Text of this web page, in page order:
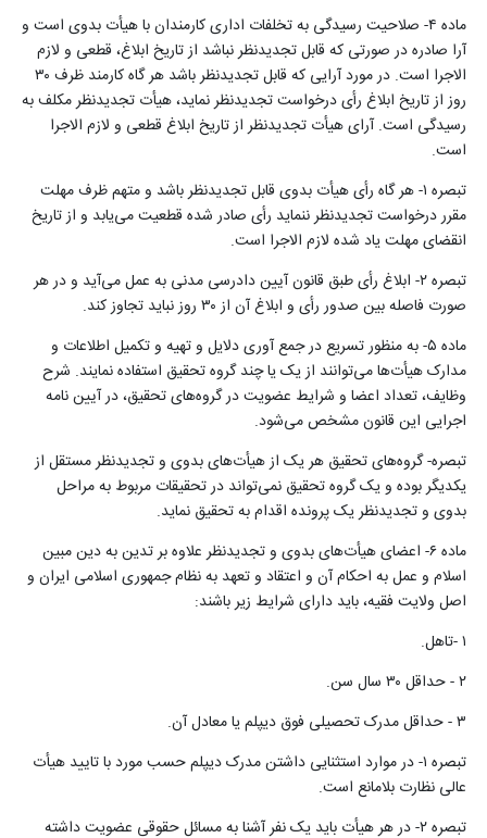
ماده ۴- صلاحیت رسیدگی به تخلفات اداری کارمندان با هیأت بدوی است و
آرا صادره در صورتی که قابل ‌‌تجدیدنظر نباشد از تاریخ ابلاغ، قطعی و لازم
الاجرا است. در مورد آرایی که قابل ‌‌تجدیدنظر باشد هر گاه کارمند ظرف ۳۰
روز از تاریخ ابلاغ‌ رأی درخواست ‌‌تجدیدنظر نماید، هیأت ‌‌تجدیدنظر مکلف به
رسیدگی است. آرای هیأت ‌‌تجدیدنظر از تاریخ ابلاغ قطعی و لازم الاجرا
است.
تبصره ۱- هر گاه‌ رأی هیأت بدوی قابل ‌‌تجدیدنظر باشد و متهم ظرف مهلت
مقرر درخواست ‌‌تجدیدنظر ننماید‌ رأی صادر شده قطعیت می‌یابد و از تاریخ
انقضای مهلت یاد شده لازم الاجرا است.
تبصره ۲- ابلاغ‌ رأی طبق قانون آیین دادرسی مدنی به عمل می‌آید و در هر
صورت فاصله بین صدور‌ رأی و ابلاغ آن از ۳۰ روز نباید تجاوز کند
.
ماده ۵- به منظور تسریع در جمع آوری دلایل و تهیه و تکمیل اطلاعات و
مدارک هیأت‌ها می‌توانند از یک یا چند گروه تحقیق استفاده نمایند. شرح
وظایف، تعداد اعضا و شرایط عضویت در گروه‌های تحقیق، در آیین نامه
اجرایی این قانون مشخص می‌شود.
تبصره- گروه‌های تحقیق هر یک از هیأت‌های بدوی و ‌‌تجدیدنظر مستقل از
یکدیگر بوده و یک گروه تحقیق‌ نمی‌تواند در تحقیقات مربوط به مراحل
بدوی و ‌‌تجدیدنظر یک پرونده اقدام به تحقیق نماید.
ماده ۶- اعضای هیأت‌های بدوی و تجدیدنظر علاوه بر تدین به دین مبین
اسلام و عمل به احکام آن و اعتقاد و تعهد به نظام جمهوری اسلامی ایران و
اصل ولایت فقیه، باید دارای شرایط زیر باشند:
۱-تاهل.
۲-حداقل ۳۰ سال سن
.
۳-حداقل مدرک تحصیلی فوق دیپلم یا معادل آن.
تبصره ۱- در موارد استثنایی داشتن مدرک دیپلم حسب مورد با تایید هیأت
عالی نظارت بلامانع است.
تبصره ۲- در هر هیأت باید یک نفر آشنا به مسائل حقوقی عضویت داشته